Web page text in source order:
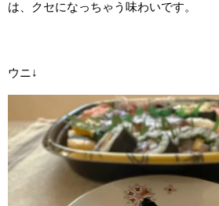
は、クセになっちゃう味わいです。
ウニ↓